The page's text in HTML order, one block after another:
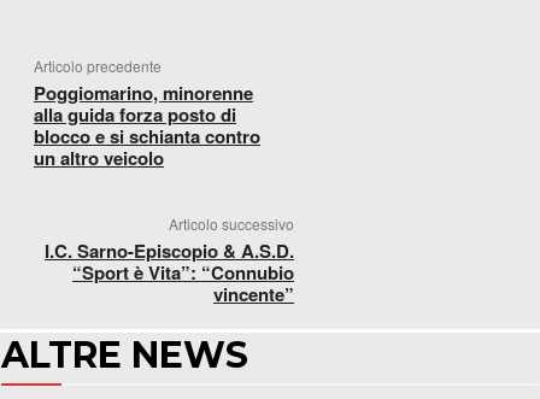
Articolo precedente
Poggiomarino, minorenne
alla guida forza posto di
blocco e si schianta contro
un altro veicolo
Articolo successivo
I.C. Sarno-Episcopio & A.S.D.
“Sport è Vita”: “Connubio
vincente”
ALTRE NEWS